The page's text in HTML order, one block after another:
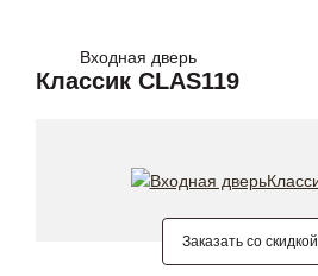
Входная дверь
Классик CLAS119
Заказать со скидкой